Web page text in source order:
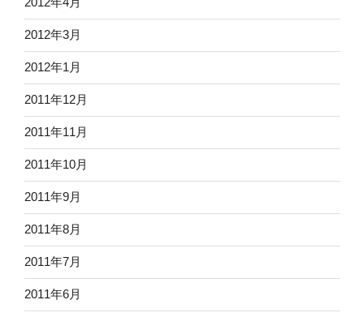
2012年3月
2012年1月
2011年12月
2011年11月
2011年10月
2011年9月
2011年8月
2011年7月
2011年6月